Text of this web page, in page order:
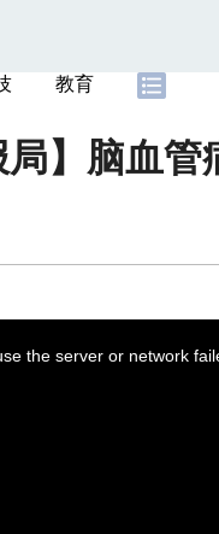
教育
局】脑血
the server or network